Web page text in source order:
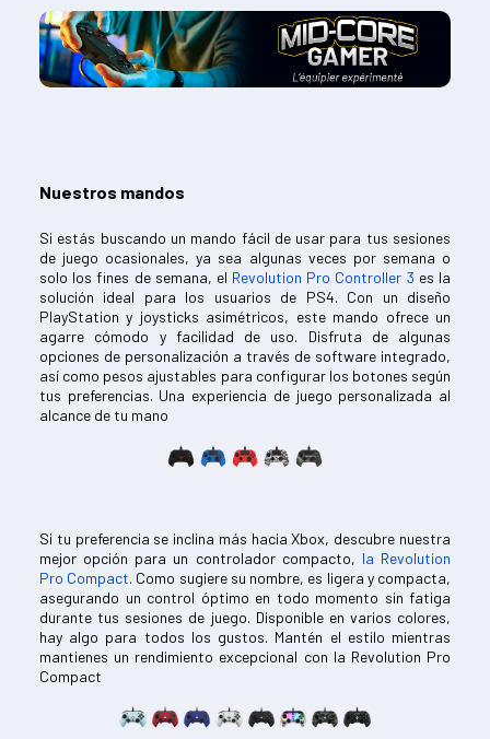
Nuestros mandos
Si estás buscando un mando fácil de usar para tus sesiones
de juego ocasionales, ya sea algunas veces por semana o
solo los fines de semana, el Revolution Pro Controller 3 es la
solución ideal para los usuarios de PS4. Con un diseño
PlayStation y joysticks asimétricos, este mando ofrece un
agarre cómodo y facilidad de uso. Disfruta de algunas
opciones de personalización a través de software integrado,
así como pesos ajustables para configurar los botones según
tus preferencias. Una experiencia de juego personalizada al
alcance de tu mano
Si tu preferencia se inclina más hacia Xbox, descubre nuestra
mejor opción para un controlador compacto, la Revolution
Pro Compact. Como sugiere su nombre, es ligera y compacta,
asegurando un control óptimo en todo momento sin fatiga
durante tus sesiones de juego. Disponible en varios colores,
hay algo para todos los gustos. Mantén el estilo mientras
mantienes un rendimiento excepcional con la Revolution Pro
Compact